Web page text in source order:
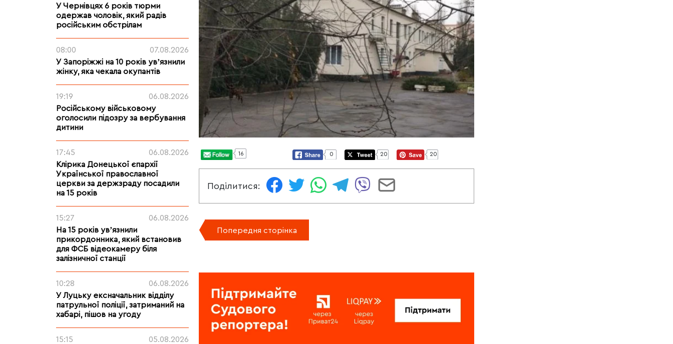
У Чернівцях 6 років тюрми
одержав чоловік, який радів
російським обстрілам
08:00
07.08.2026
У Запоріжжі на 10 років увʼязнили
жінку, яка чекала окупантів
19:19
06.08.2026
Російському військовому
оголосили підозру за вербування
дитини
17:45
06.08.2026
Клірика Донецької єпархії
Української православної
церкви за держзраду посадили
на 15 років
15:27
06.08.2026
На 15 років увʼязнили
прикордонника, який встановив
для ФСБ відеокамеру біля
залізничної станції
10:28
06.08.2026
У Луцьку ексначальник відділу
патрульної поліції, затриманий на
хабарі, пішов на угоду
15:15
05.08.2026
16 0 20 20
Поділитися:
Попередня сторінка